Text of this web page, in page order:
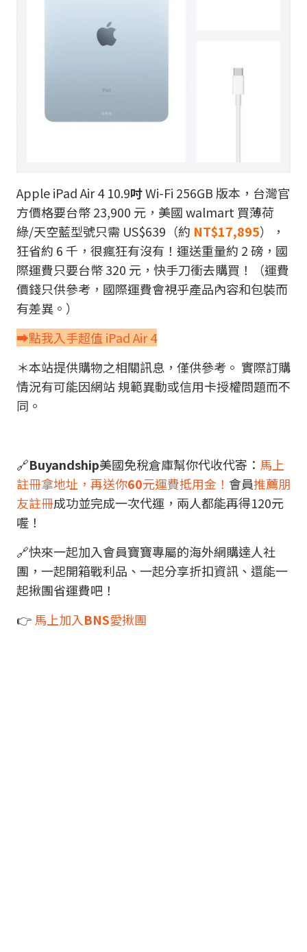
Apple iPad Air 4 10.9吋Wi-Fi 256GB 版本，台灣官
方價格要台幣 23,900 元，美國 walmart 買薄荷
綠/天空藍型號只需 US$639（約 NT$17,895），
狂省約 6 千，很瘋狂有沒有！運送重量約 2 磅，國
際運費只要台幣 320 元，快手刀衝去購買！（運費
價錢只供參考，國際運費會視乎產品內容和包裝而
有差異。）
➡️點我入手超值 iPad Air 4
＊本站提供購物之相關訊息，僅供參考。 實際訂購
情況有可能因網站 規範異動或信用卡授權問題而不
同。
🔗Buyandship美國免稅倉庫幫你代收代寄： 馬上
註冊拿地址，再送你60元運費抵用金！ 會員推薦朋
友註冊成功並完成一次代運，兩人都能再得120元
喔！
🔗快來一起加入會員寶寶專屬的海外網購達人社
團，一起開箱戰利品、一起分享折扣資訊、還能一
起揪團省運費吧！
👉 馬上加入BNS愛揪團